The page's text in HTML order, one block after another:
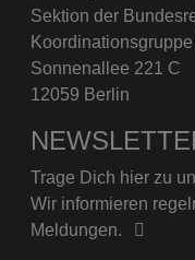
Sektion der
Sonnenallee 221 C
12059 Berlin
Trage Dich hier zu
Wir informieren
Meldungen.